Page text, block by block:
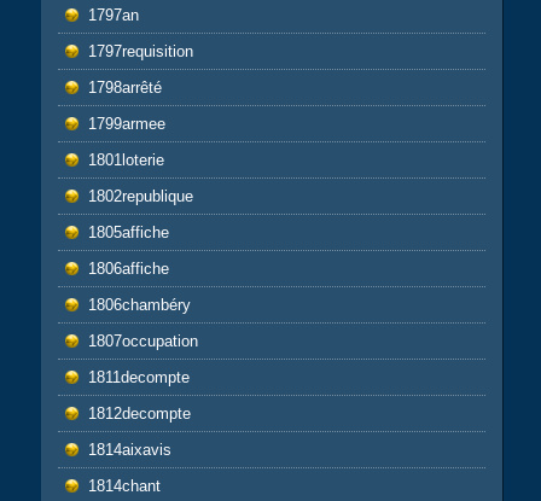
1797an
1797requisition
1798arrêté
1799armee
1801loterie
1802republique
1805affiche
1806affiche
1806chambéry
1807occupation
1811decompte
1812decompte
1814aixavis
1814chant